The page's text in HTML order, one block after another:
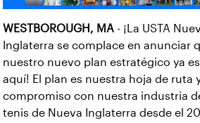
WESTBOROUGH, MA - ¡La USTA
Inglaterra se complace en anunciar
nuestro nuevo plan estratégico ya
aquí! El plan es nuestra hoja de ruta
compromiso con nuestra industria
tenis de Nueva Inglaterra desde el